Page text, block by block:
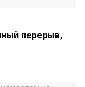
перерыв,